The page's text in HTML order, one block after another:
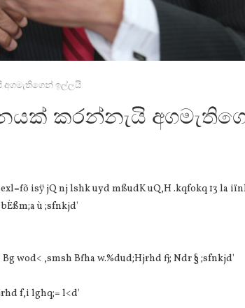
අගමැතිගෙන් ඉල්ලයි
කරන්නැයි
isÿ jQ nj lshk uyd mßudK uQ,H .kqfokq 13 la
ù ;sfnkjd'
wod< ,smsh Bfha w.‍%dud;Hjrhd fj; Ndr § ;sfnkjd'
f,i lghq;= l<d'